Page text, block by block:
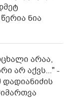
ნია
არაა,
არ აქვს..." -